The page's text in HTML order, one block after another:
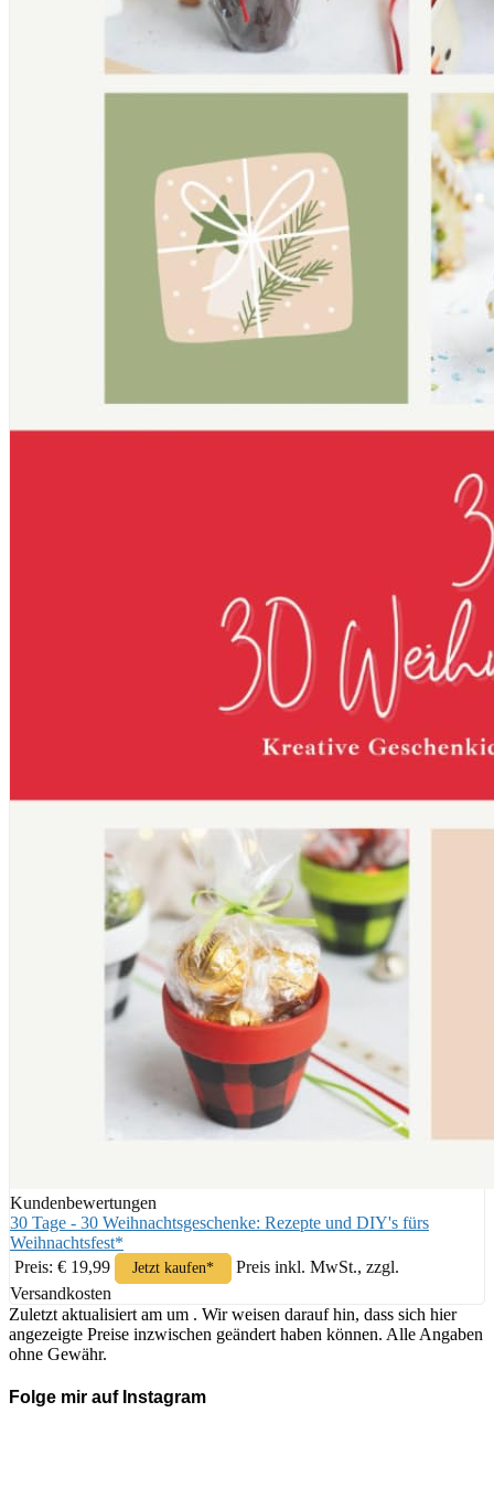
Kundenbewertungen
30 Tage - 30 Weihnachtsgeschenke: Rezepte und DIY's fürs
Weihnachtsfest*
Preis: € 19,99
Jetzt kaufen*
Preis inkl. MwSt., zzgl.
Versandkosten
Zuletzt aktualisiert am um . Wir weisen darauf hin, dass sich hier
angezeigte Preise inzwischen geändert haben können. Alle Angaben
ohne Gewähr.
Folge mir auf Instagram